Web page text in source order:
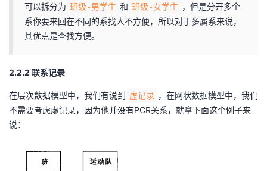
可以拆分为 班级-男学生 和 班级-女学生 ，但是分开多个
系你要来回在不同的系找人不方便，所以对于多属系来说，
其优点是查找方便。
2.2.2 联系记录
在层次数据模型中，我们有说到 虚记录 ，在网状数据模型中，我们
不需要考虑虚记录，因为他并没有PCR关系，就拿下面这个例子来
说：